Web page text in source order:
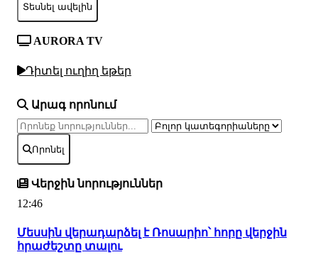
Տեսնել ավելին
AURORA TV
Դիտել ուղիղ եթեր
Արագ որոնում
Որոնել
Վերջին նորություններ
12:46
Մեսսին վերադարձել է Ռոսարիո՝ հորը վերջին
հրաժեշտը տալու